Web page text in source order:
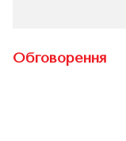
Обговорення